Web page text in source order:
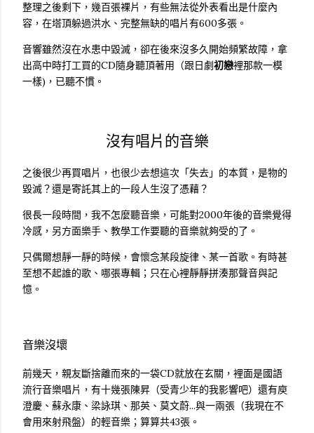
整理之後剩下，幾百張裸片，有些無法從外表看出是什麼內
容，在塔頂躲過洪水、完整無缺的唱片有600多張。
音響雖然沒在水患中毀滅，卻在後來沒多久開始頻繁故障，拿
出高中時打工買的CD隨身聽頂著用（跟日劇初戀裡那款一模
一樣)，已聽不慣。
沒有唱片的音樂
之後很少再買唱片，也很少去想這次「失去」的本質，是物的
毀滅？還是寄託其上的一段人生沒了憑藉？
很長一段時間，我不怎麼聽音樂，可能對2000年後的音樂覺得
冷感，另方面樂手、教學工作要聽的音樂就夠受的了。
只偶爾想靜一靜的時候，會懷念某段旋律、某一首歌。有時甚
至想不起誰的歌、哪張專輯；只在心裡靜靜拼湊那聲音與記
憶。
音樂沒壞
前幾天，親友斷捨離而來的一袋CD就放在玄關，裡面是國語
流行音樂唱片，有十幾張陳昇（受青少年的我影響吧）還有庾
澄慶、蘇永康、梁詠琪、那英、莫文蔚...與一兩張（我現在不
會用來射飛盤）的輕音樂；算算共43張。